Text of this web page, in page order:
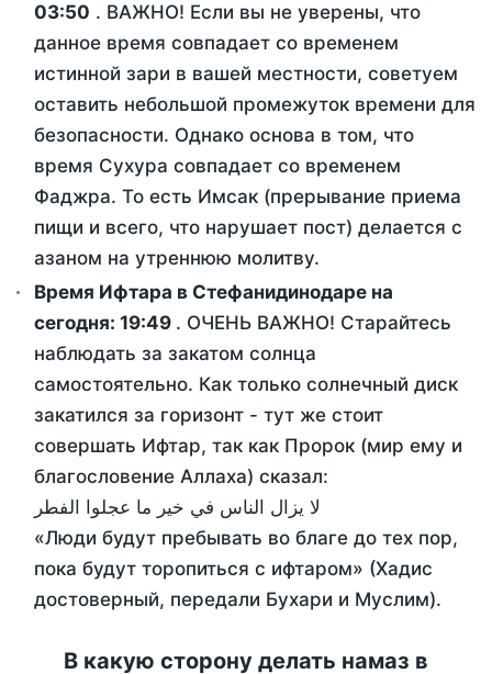
03:50 . ВАЖНО! Если вы не уверены, что
данное время совпадает со временем
истинной зари в вашей местности, советуем
оставить небольшой промежуток времени для
безопасности. Однако основа в том, что
время Сухура совпадает со временем
Фаджра. То есть Имсак (прерывание приема
пищи и всего, что нарушает пост) делается с
азаном на утреннюю молитву.
Время Ифтара в Стефанидинодаре на
сегодня: 19:49 . ОЧЕНЬ ВАЖНО! Старайтесь
наблюдать за закатом солнца
самостоятельно. Как только солнечный диск
закатился за горизонт - тут же стоит
совершать Ифтар, так как Пророк (мир ему и
благословение Аллаха) сказал:
لا يزال الناس في خير ما عجلوا الفطر
«Люди будут пребывать во благе до тех пор,
пока будут торопиться с ифтаром» (Хадис
достоверный, передали Бухари и Муслим).
В какую сторону делать намаз в